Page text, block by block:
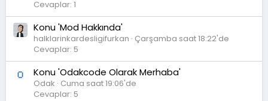
Cevaplar: 1
Konu 'Mod Hakkında'
halklarinkardesligifurkan Çarşamba saat 18:22'de
Cevaplar: 5
Konu 'Odakcode Olarak Merhaba'
Odak Cuma saat 19:06'de
Cevaplar: 5